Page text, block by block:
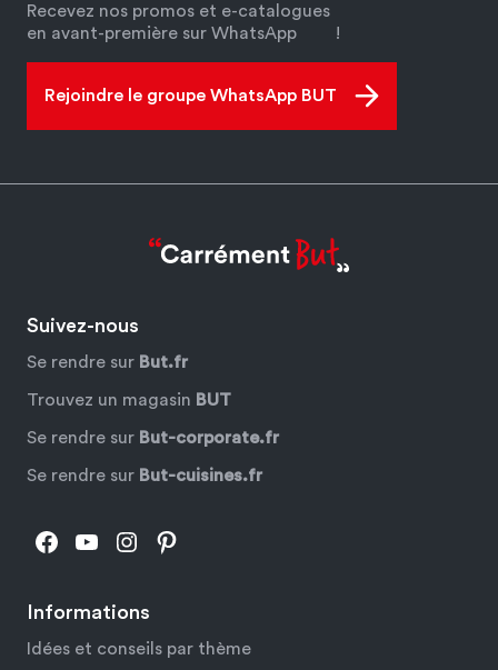
Recevez nos promos et e-catalogues
en avant-première sur WhatsApp
!
Rejoindre le groupe WhatsApp BUT
Informations
Idées et conseils par thème
Suivez-nous
Se rendre sur But.fr
Trouvez un magasin BUT
Se rendre sur But-corporate.fr
Se rendre sur But-cuisines.fr
Facebook
YouTube
Instagram
Pinterest